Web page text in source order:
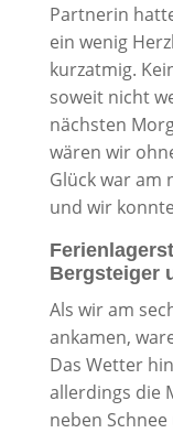
Partnerin
ein wenig
kurzatmig.
soweit nicht
nächsten
wären wir
Glück war am
und wir
Bergsteiger
Als wir am
ankamen,
Das Wetter
allerdings die
neben